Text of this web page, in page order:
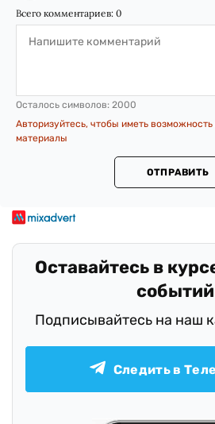
Всего комментариев: 0
Осталось символов: 2000
Авторизуйтесь, чтобы иметь
материалы
ОТПРАВИТЬ
Оставайтесь в
Подписывайтесь на наш
Следить в